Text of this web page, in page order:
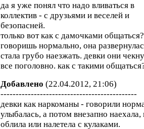
да я уже понял что надо вливаться в
коллектив - с друзьями и веселей и
безопасней.
только вот как с дамочками
говоришь нормально, она
стала грубо наезжать. девки они
все поголовно. как с такими
Добавлено (22.04.2012, 21:06)
---------------------------------------------
девки как наркоманы - говорили
улыбалась, а потом внезапно наехала,
облила или налетела с кулаками.